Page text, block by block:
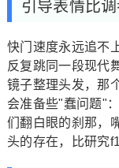
引导表情比
快门速度永远追不
反复跳同一段现代
镜子整理头发，那
会准备些"蠢问题"
们翻白眼的刹那，
头的存在，比研究